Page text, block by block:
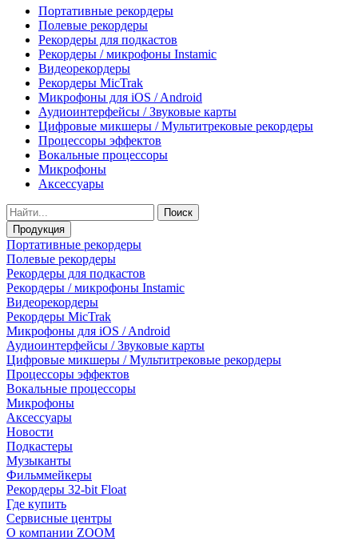
Портативные рекордеры
Полевые рекордеры
Рекордеры для подкастов
Рекордеры / микрофоны Instamic
Видеорекордеры
Рекордеры MicTrak
Микрофоны для iOS / Android
Аудиоинтерфейсы / Звуковые карты
Цифровые микшеры / Мультитрековые рекордеры
Процессоры эффектов
Вокальные процессоры
Микрофоны
Аксессуары
Поиск
Продукция
Портативные рекордеры
Полевые рекордеры
Рекордеры для подкастов
Рекордеры / микрофоны Instamic
Видеорекордеры
Рекордеры MicTrak
Микрофоны для iOS / Android
Аудиоинтерфейсы / Звуковые карты
Цифровые микшеры / Мультитрековые рекордеры
Процессоры эффектов
Вокальные процессоры
Микрофоны
Аксессуары
Новости
Подкастеры
Музыканты
Фильммейкеры
Рекордеры 32-bit Float
Где купить
Сервисные центры
О компании ZOOM